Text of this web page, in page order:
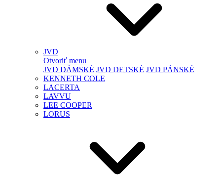
JVD
Otvoriť menu
JVD DÁMSKÉ JVD DETSKÉ JVD PÁNSKÉ
KENNETH COLE
LACERTA
LAVVU
LEE COOPER
LORUS